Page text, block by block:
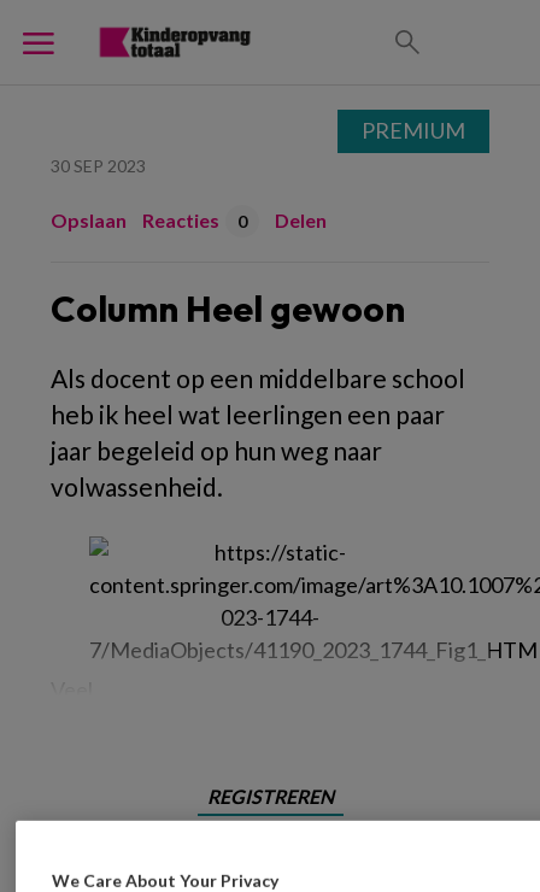
30 SEP 2023
Opslaan Reacties 0 Delen
Column Heel gewoon
Als docent op een middelbare school
heb ik heel wat leerlingen een paar
jaar begeleid op hun weg naar
volwassenheid.
REGISTREREN
Wil je dit artikel lezen?
PREMIUM
We Care About Your Privacy